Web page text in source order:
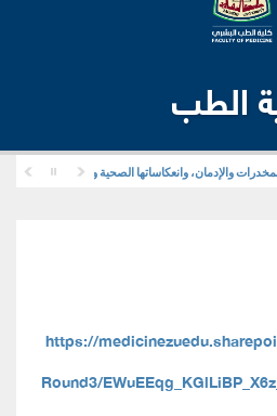
الطب
والإدمان، وانعكاساتها الصحية والنفسية والاجتماعية
https://
Round3/